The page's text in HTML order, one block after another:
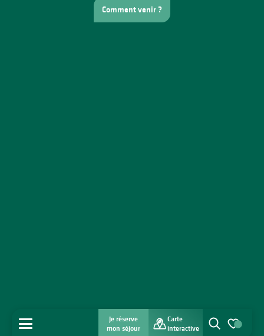
Je réserve
mon séjour
Carte
interactive
Comment venir ?